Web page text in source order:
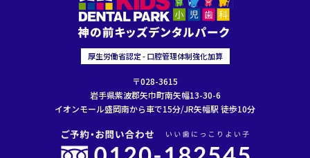
厚生労働省認定 - 口腔管理体制強化加算
〒028-3615
岩手県紫波郡矢巾町南矢幅13-30-6
イオンモール盛岡南から車で15分/JR矢幅駅 徒歩10分